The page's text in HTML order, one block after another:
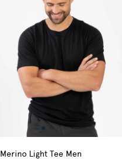
Merino Light Tee Men